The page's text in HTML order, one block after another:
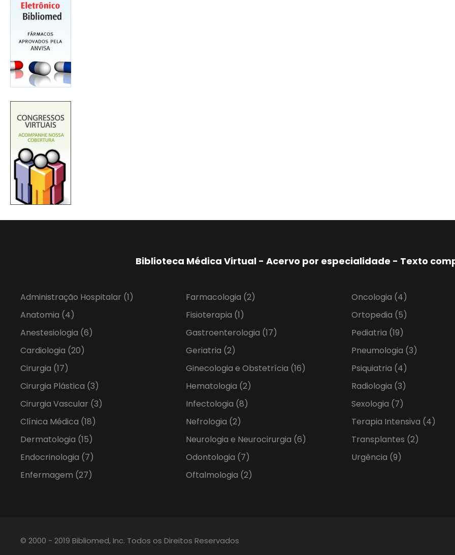
Biblioteca Médica Virtual - Acervo por especialidade - Texto
Administração Hospitalar (1)
Anatomia (4)
Anestesiologia (6)
Cardiologia (20)
Cirurgia (17)
Cirurgia Plástica (3)
Cirurgia Vascular (3)
Clínica Médica (18)
Dermatologia (15)
Endocrinologia (7)
Enfermagem (27)
Farmacologia (2)
Fisioterapia (1)
Gastroenterologia (17)
Geriatria (2)
Ginecologia e Obstetrícia (16)
Hematologia (2)
Infectologia (8)
Nefrologia (2)
Neurologia e Neurocirurgia (6)
Odontologia (7)
Oftalmologia (2)
Oncologia (4)
Ortopedia (5)
Pediatria (19)
Pneumologia (3)
Psiquiatria (4)
Radiologia (3)
Sexologia (7)
Terapia Intensiva (4)
Transplantes (2)
Urgência (9)
© 2000 - 2019 Bibliomed, Inc. Todos os Direitos Reservados